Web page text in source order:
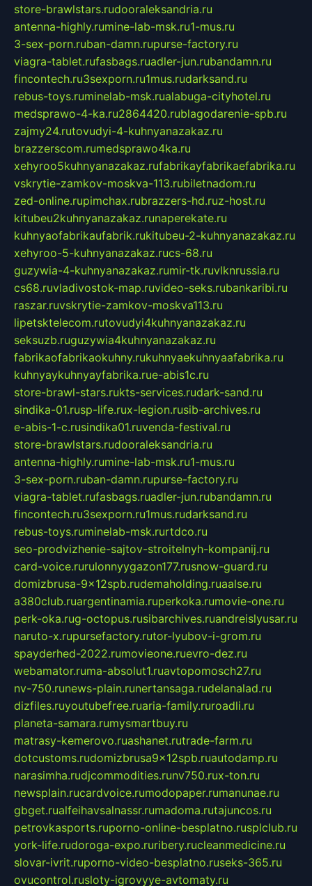
store-brawlstars.rudooraleksandria.ru
antenna-highly.rumine-lab-msk.ru1-mus.ru
3-sex-porn.ruban-damn.rupurse-factory.ru
viagra-tablet.rufasbags.ruadler-jun.rubandamn.ru
fincontech.ru3sexporn.ru1mus.rudarksand.ru
rebus-toys.ruminelab-msk.rualabuga-cityhotel.ru
medsprawo-4-ka.ru2864420.rublagodarenie-spb.ru
zajmy24.rutovudyi-4-kuhnyanazakaz.ru
brazzerscom.rumedsprawo4ka.ru
xehyroo5kuhnyanazakaz.rufabrikayfabrikaefabrika.ru
vskrytie-zamkov-moskva-113.rubiletnadom.ru
zed-online.rupimchax.rubrazzers-hd.ruz-host.ru
kitubeu2kuhnyanazakaz.runaperekate.ru
kuhnyaofabrikaufabrik.rukitubeu-2-kuhnyanazakaz.ru
xehyroo-5-kuhnyanazakaz.rucs-68.ru
guzywia-4-kuhnyanazakaz.rumir-tk.ruvlknrussia.ru
cs68.ruvladivostok-map.ruvideo-seks.rubankaribi.ru
raszar.ruvskrytie-zamkov-moskva113.ru
lipetsktelecom.rutovudyi4kuhnyanazakaz.ru
seksuzb.ruguzywia4kuhnyanazakaz.ru
fabrikaofabrikaokuhny.rukuhnyaekuhnyaafabrika.ru
kuhnyaykuhnyayfabrika.rue-abis1c.ru
store-brawl-stars.rukts-services.rudark-sand.ru
sindika-01.rusp-life.rux-legion.rusib-archives.ru
e-abis-1-c.rusindika01.ruvenda-festival.ru
store-brawlstars.rudooraleksandria.ru
antenna-highly.rumine-lab-msk.ru1-mus.ru
3-sex-porn.ruban-damn.rupurse-factory.ru
viagra-tablet.rufasbags.ruadler-jun.rubandamn.ru
fincontech.ru3sexporn.ru1mus.rudarksand.ru
rebus-toys.ruminelab-msk.rurtdco.ru
seo-prodvizhenie-sajtov-stroitelnyh-kompanij.ru
card-voice.rurulonnyygazon177.rusnow-guard.ru
domizbrusa-9x12spb.rudemaholding.ruaalse.ru
a380club.ruargentinamia.ruperkoka.rumovie-one.ru
perk-oka.rug-octopus.rusibarchives.ruandreislyusar.ru
naruto-x.rupursefactory.rutor-lyubov-i-grom.ru
spayderhed-2022.rumovieone.ruevro-dez.ru
webamator.ruma-absolut1.ruavtopomosch27.ru
nv-750.runews-plain.runertansaga.rudelanalad.ru
dizfiles.ruyoutubefree.ruaria-family.ruroadli.ru
planeta-samara.rumysmartbuy.ru
matrasy-kemerovo.ruashanet.rutrade-farm.ru
dotcustoms.rudomizbrusa9x12spb.ruautodamp.ru
narasimha.rudjcommodities.runv750.rux-ton.ru
newsplain.rucardvoice.rumodopaper.rumanunae.ru
gbget.rualfeihavsalnassr.rumadoma.rutajuncos.ru
petrovkasports.ruporno-online-besplatno.rusplclub.ru
york-life.rudoroga-expo.ruribery.rucleanmedicine.ru
slovar-ivrit.ruporno-video-besplatno.ruseks-365.ru
ovucontrol.rusloty-igrovyye-avtomaty.ru